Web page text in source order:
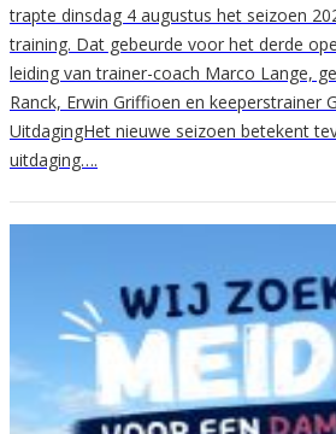
trapte dinsdag 4 augustus het seizoen
training. Dat gebeurde voor het derde
leiding van trainer-coach Marco Lange,
Ranck, Erwin Griffioen en keeperstrainer
UitdagingHet nieuwe seizoen betekent
uitdaging….